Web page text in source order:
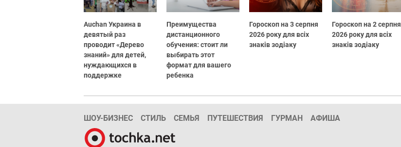
Auchan Украина в
девятый раз
проводит «Дерево
знаний» для детей,
нуждающихся в
поддержке
Преимущества
дистанционного
обучения: стоит ли
выбирать этот
формат для вашего
ребенка
Гороскоп на 3 серпня
2026 року для всіх
знаків зодіаку
Гороскоп на 2 серпня
2026 року для всіх
знаків зодіаку
ШОУ-БИЗНЕС СТИЛЬ СЕМЬЯ ПУТЕШЕСТВИЯ ГУРМАН АФИША